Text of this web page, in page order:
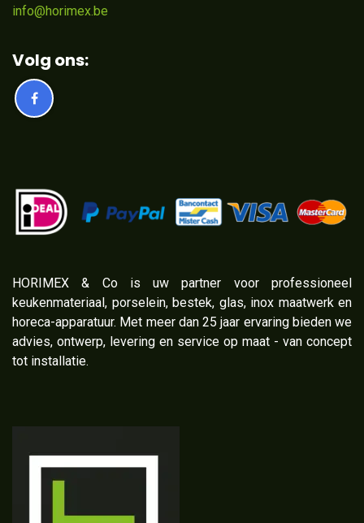
info@horimex.be
Volg ons:
​HORIMEX & Co is uw partner voor professioneel
keukenmateriaal, porselein, bestek, glas, inox maatwerk en
horeca-apparatuur. Met meer dan 25 jaar ervaring bieden we
advies, ontwerp, levering en service op maat - van concept
tot installatie.